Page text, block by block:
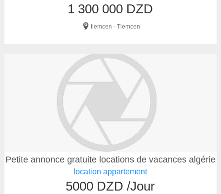
1 300 000 DZD
tlemcen - Tlemcen
Petite annonce gratuite locations de vacances algérie
location appartement
5000 DZD /Jour